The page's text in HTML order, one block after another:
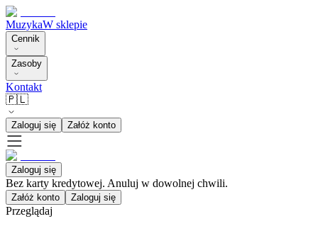
MuzykaW sklepie
Cennik
Zasoby
Kontakt
🇵🇱
Zaloguj się Załóż konto
Zaloguj się
Bez karty kredytowej. Anuluj w dowolnej chwili.
Załóż konto Zaloguj się
Przeglądaj